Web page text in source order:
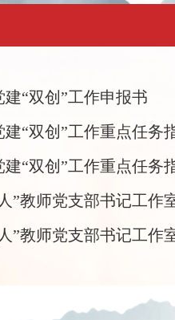
“双创”工作申报书
“双创”工作重点任务
“双创”工作重点任务
”教师党支部书记工作
”教师党支部书记工作